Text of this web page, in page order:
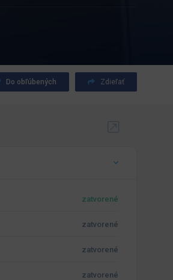
Do obľúbených Zdieľať
zatvorené
zatvorené
zatvorené
zatvorené